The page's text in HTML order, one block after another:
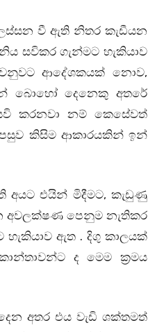
වී ඇති නිතර කැඩීයන
සවිකර ගැන්මට හැකියාව
ආදේශකයක් නොව,
බොහෝ දෙනෙකු අතරේ
කරනවා නම් කෙසේවත්
කිසිම ආකාරයකින් ඉන්
අයට එයින් මිදීමට, කැඩුණු
පෙනුම නැතිකර
ඇත . දිගු කාලයක්
ද මෙම ක්‍රමය
අතර එය වැඩි ශක්තමත්